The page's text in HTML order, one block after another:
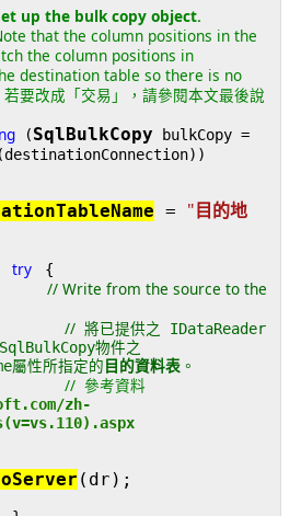
up the bulk copy object.
that the column positions in the
the column positions in
destination table so there is no
要改成「交易」，請參閱本文最後說
(SqlBulkCopy bulkCopy =
(destinationConnection))
= "目的地
try
// Write from the source to the
                                                    //
將已提供之 IDataReader
物件之
性所指定的 目的資料表。
zh-
tw/library/434atets(v=vs.110).aspx